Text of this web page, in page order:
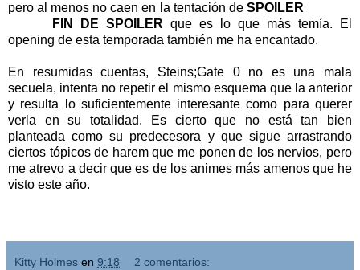
pero al menos no caen en la tentación de SPOILER
FIN DE SPOILER que es lo que más temía. El
opening de esta temporada también me ha encantado.
En resumidas cuentas, Steins;Gate 0 no es una mala
secuela, intenta no repetir el mismo esquema que la anterior
y resulta lo suficientemente interesante como para querer
verla en su totalidad. Es cierto que no está tan bien
planteada como su predecesora y que sigue arrastrando
ciertos tópicos de harem que me ponen de los nervios, pero
me atrevo a decir que es de los animes más amenos que he
visto este año.
Kitty Holmes en 9:18 2 comentarios: